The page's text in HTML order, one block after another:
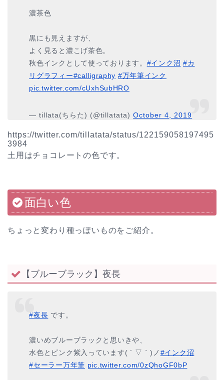
濃茶色
黒にも見えますが、
よく見ると濃こげ茶色。
秋色インクとして使っております。 #インク沼 #カ
リグラフィー#calligraphy #万年筆インク
pic.twitter.com/cUxhSubHRO
— tillata(ちらた) (@tillatata)October 4, 2019
https://twitter.com/tillatata/status/122159058197495
3984
土用はチョコレートの色です。
面白い色
ちょっと変わり種っぽいものをご紹介。
【ブルーブラック】夜長
#夜長 です。
濃いめブルーブラックと思いきや、
水色とピンク紫入っています( ´ ▽ ` )ノ #インク沼
#セーラー万年筆 pic.twitter.com/0zQhoGF0bP